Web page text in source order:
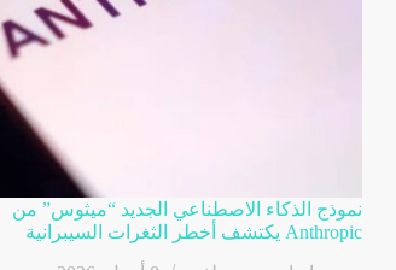
نموذج الذكاء الاصطناعي الجديد “ميثوس” من
Anthropic يكتشف أخطر الثغرات السيبرانية